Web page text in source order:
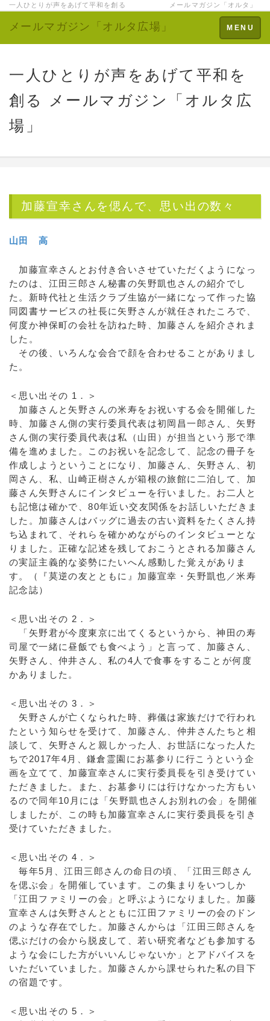
一人ひとりが声をあげて平和を創る メールマガジン「オルタ」
Toggle
navigation
MENU
メールマガジン「オルタ広場」
一人ひとりが声をあげて平和を
創る メールマガジン「オルタ広
場」
加藤宣幸さんを偲んで、思い出の数々
山田 高
加藤宣幸さんとお付き合いさせていただくようになっ
たのは、江田三郎さん秘書の矢野凱也さんの紹介でし
た。新時代社と生活クラブ生協が一緒になって作った協
同図書サービスの社長に矢野さんが就任されたころで、
何度か神保町の会社を訪ねた時、加藤さんを紹介されま
した。
その後、いろんな会合で顔を合わせることがありまし
た。
＜思い出その 1．＞
加藤さんと矢野さんの米寿をお祝いする会を開催した
時、加藤さん側の実行委員代表は初岡昌一郎さん、矢野
さん側の実行委員代表は私（山田）が担当という形で準
備を進めました。このお祝いを記念して、記念の冊子を
作成しようということになり、加藤さん、矢野さん、初
岡さん、私、山崎正樹さんが箱根の旅館に二泊して、加
藤さん矢野さんにインタビューを行いました。お二人と
も記憶は確かで、80年近い交友関係をお話しいただきま
した。加藤さんはバッグに過去の古い資料をたくさん持
ち込まれて、それらを確かめながらのインタビューとな
りました。正確な記述を残しておこうとされる加藤さん
の実証主義的な姿勢にたいへん感動した覚えがありま
す。（『莫逆の友とともに』加藤宣幸・矢野凱也／米寿
記念誌）
＜思い出その 2．＞
「矢野君が今度東京に出てくるというから、神田の寿
司屋で一緒に昼飯でも食べよう」と言って、加藤さん、
矢野さん、仲井さん、私の4人で食事をすることが何度
かありました。
＜思い出その 3．＞
矢野さんが亡くなられた時、葬儀は家族だけで行われ
たという知らせを受けて、加藤さん、仲井さんたちと相
談して、矢野さんと親しかった人、お世話になった人た
ちで2017年4月、鎌倉霊園にお墓参りに行こうという企
画を立てて、加藤宣幸さんに実行委員長を引き受けてい
ただきました。また、お墓参りには行けなかった方もい
るので同年10月には「矢野凱也さんお別れの会」を開催
しましたが、この時も加藤宣幸さんに実行委員長を引き
受けていただきました。
＜思い出その 4．＞
毎年5月、江田三郎さんの命日の頃、「江田三郎さん
を偲ぶ会」を開催しています。この集まりをいつしか
「江田ファミリーの会」と呼ぶようになりました。加藤
宣幸さんは矢野さんとともに江田ファミリーの会のドン
のような存在でした。加藤さんからは「江田三郎さんを
偲ぶだけの会から脱皮して、若い研究者なども参加する
ような会にした方がいいんじゃないか」とアドバイスを
いただいていました。加藤さんから課せられた私の目下
の宿題です。
＜思い出その 5．＞